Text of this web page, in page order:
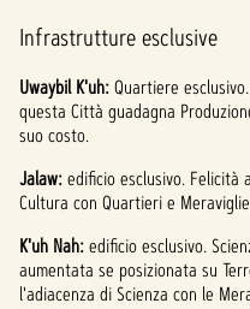
Infrastrutture esclusive
Uwaybil K'uh:Quartiere
questa Città guadagna
suo costo.
Jalaw:edificio esclusivo. Felicità
Cultura con Quartieri e
K'uh Nah:edificio esclusivo.
aumentata se posizionata su
l'adiacenza di Scienza con le